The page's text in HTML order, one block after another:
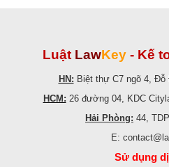
Luật LawKey - Kế
HN: Biệt thự C7 ngõ 4,
HCM: 26 đường 04, KDC
Hải Phòng: 44,
E:
Sử dụng